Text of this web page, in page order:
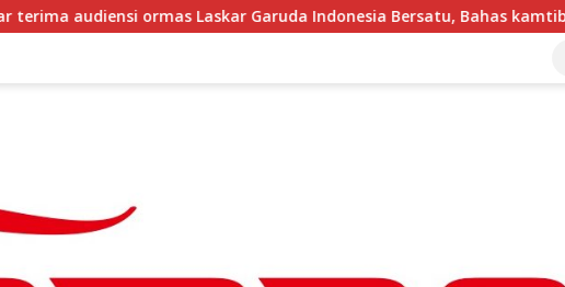
Garuda Indonesia Bersatu, Bahas kamtibmas hingga kegiatan sosial.